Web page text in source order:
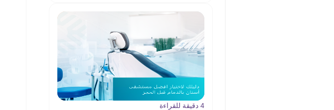
4 دقيقة للقراءة